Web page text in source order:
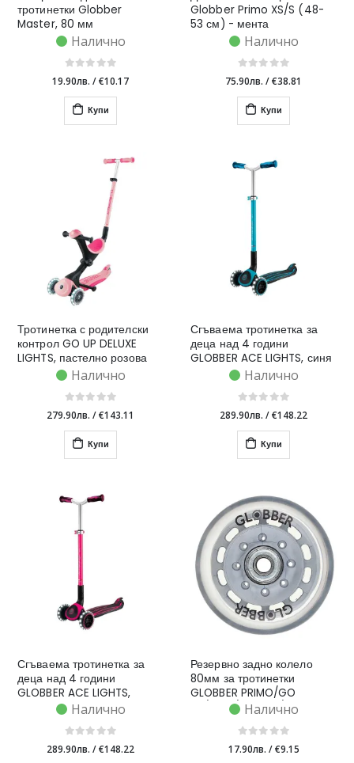
тротинетки Globber
Master, 80 мм
Налично
19.90лв. /€10.17
Купи
Globber Primo XS/S (48-
53 см) - мента
Налично
75.90лв. /€38.81
Купи
Тротинетка с родителски
контрол GO UP DELUXE
LIGHTS, пастелно розова
Налично
279.90лв. /€143.11
Купи
Сгъваема тротинетка за
деца над 4 години
GLOBBER ACE LIGHTS, синя
Налично
289.90лв. /€148.22
Купи
Сгъваема тротинетка за
деца над 4 години
GLOBBER ACE LIGHTS,
Налично
289.90лв. /€148.22
Резервно задно колело
80мм за тротинетки
GLOBBER PRIMO/GO
UP/ELITE/MASTER/FLOW
Налично
17.90лв. /€9.15